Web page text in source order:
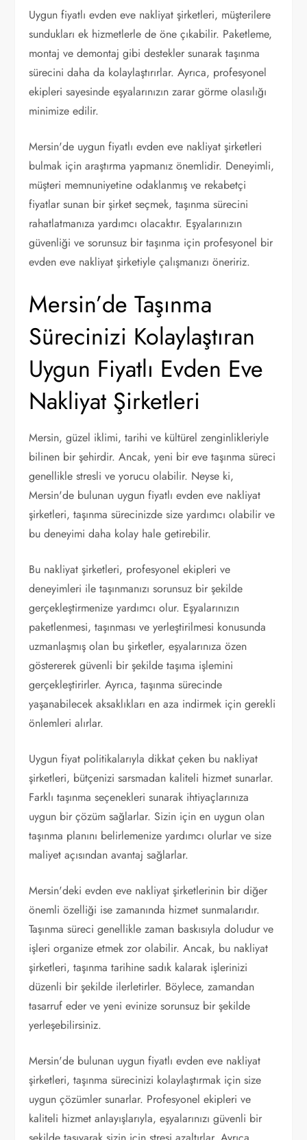
Uygun fiyatlı evden eve nakliyat şirketleri, müşterilere
sundukları ek hizmetlerle de öne çıkabilir. Paketleme,
montaj ve demontaj gibi destekler sunarak taşınma
sürecini daha da kolaylaştırırlar. Ayrıca, profesyonel
ekipleri sayesinde eşyalarınızın zarar görme olasılığı
minimize edilir.
Mersin'de uygun fiyatlı evden eve nakliyat şirketleri
bulmak için araştırma yapmanız önemlidir. Deneyimli,
müşteri memnuniyetine odaklanmış ve rekabetçi
fiyatlar sunan bir şirket seçmek, taşınma sürecini
rahatlatmanıza yardımcı olacaktır. Eşyalarınızın
güvenliği ve sorunsuz bir taşınma için profesyonel bir
evden eve nakliyat şirketiyle çalışmanızı öneririz.
Mersin’de Taşınma
Sürecinizi Kolaylaştıran
Uygun Fiyatlı Evden Eve
Nakliyat Şirketleri
Mersin, güzel iklimi, tarihi ve kültürel zenginlikleriyle
bilinen bir şehirdir. Ancak, yeni bir eve taşınma süreci
genellikle stresli ve yorucu olabilir. Neyse ki,
Mersin'de bulunan uygun fiyatlı evden eve nakliyat
şirketleri, taşınma sürecinizde size yardımcı olabilir ve
bu deneyimi daha kolay hale getirebilir.
Bu nakliyat şirketleri, profesyonel ekipleri ve
deneyimleri ile taşınmanızı sorunsuz bir şekilde
gerçekleştirmenize yardımcı olur. Eşyalarınızın
paketlenmesi, taşınması ve yerleştirilmesi konusunda
uzmanlaşmış olan bu şirketler, eşyalarınıza özen
göstererek güvenli bir şekilde taşıma işlemini
gerçekleştirirler. Ayrıca, taşınma sürecinde
yaşanabilecek aksaklıkları en aza indirmek için gerekli
önlemleri alırlar.
Uygun fiyat politikalarıyla dikkat çeken bu nakliyat
şirketleri, bütçenizi sarsmadan kaliteli hizmet sunarlar.
Farklı taşınma seçenekleri sunarak ihtiyaçlarınıza
uygun bir çözüm sağlarlar. Sizin için en uygun olan
taşınma planını belirlemenize yardımcı olurlar ve size
maliyet açısından avantaj sağlarlar.
Mersin'deki evden eve nakliyat şirketlerinin bir diğer
önemli özelliği ise zamanında hizmet sunmalarıdır.
Taşınma süreci genellikle zaman baskısıyla doludur ve
işleri organize etmek zor olabilir. Ancak, bu nakliyat
şirketleri, taşınma tarihine sadık kalarak işlerinizi
düzenli bir şekilde ilerletirler. Böylece, zamandan
tasarruf eder ve yeni evinize sorunsuz bir şekilde
yerleşebilirsiniz.
Mersin'de bulunan uygun fiyatlı evden eve nakliyat
şirketleri, taşınma sürecinizi kolaylaştırmak için size
uygun çözümler sunarlar. Profesyonel ekipleri ve
kaliteli hizmet anlayışlarıyla, eşyalarınızı güvenli bir